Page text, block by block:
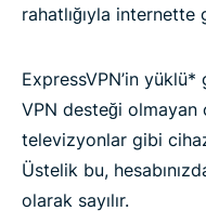
rahatlığıyla internette
ExpressVPN’in
VPN desteği olmayan
televizyonlar gibi
Üstelik bu,
olarak sayılır.